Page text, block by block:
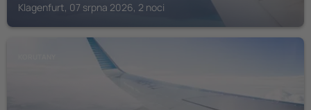
Klagenfurt, 07 srpna 2026, 2 noci